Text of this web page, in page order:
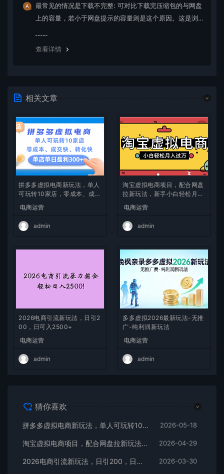
最常见的情况是下载不完整: 可对比下载完压缩包的与网盘
上的容量，若小于网盘提示的容量则是这个原因。这是浏
查看详情
相关文章
拼多多虚拟电商新玩法，单人
可玩转10家店，零成本、成交
快、转化快，单店单日可盈利
300+
电商运营
admin
淘宝虚拟电商项目，配合网盘
拉新玩法，新手小白轻松月入
过万，外面收费1980的项
目！
电商运营
admin
2026电商引流新玩法，日引2
00，日可入2500+
电商运营
admin
多多虚拟2026最新玩法-无推
广-纯利润新玩法
电商运营
admin
猜你喜欢
拼多多虚拟电商新玩法，单人可玩转10家店，零成本、成交快、转化快，单店单日可盈利300+ 2026-05-18
淘宝虚拟电商项目，配合网盘拉新玩法，新手小白轻松月入过万，外面收费1980的项目！ 2026-04-29
2026电商引流新玩法，日引200，日可入2500+ 2026-03-30